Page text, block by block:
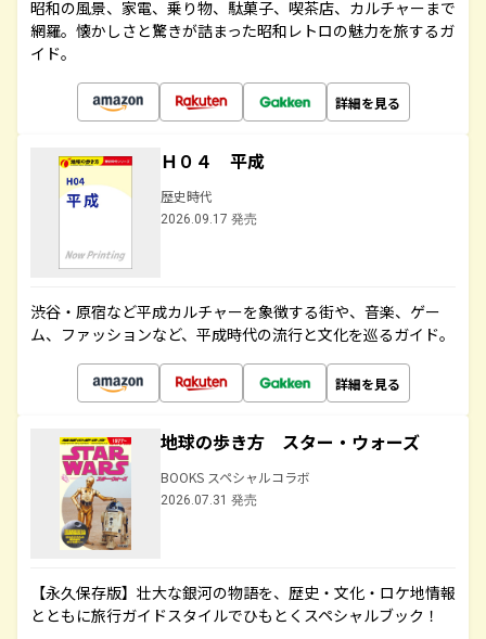
昭和の風景、家電、乗り物、駄菓子、喫茶店、カルチャーまで
網羅。懐かしさと驚きが詰まった昭和レトロの魅力を旅するガ
イド。
詳細を見る
Ｈ０４ 平成
歴史時代
2026.09.17 発売
渋谷・原宿など平成カルチャーを象徴する街や、音楽、ゲー
ム、ファッションなど、平成時代の流行と文化を巡るガイド。
詳細を見る
地球の歩き方 スター・ウォーズ
BOOKS スペシャルコラボ
2026.07.31 発売
【永久保存版】壮大な銀河の物語を、歴史・文化・ロケ地情報
とともに旅行ガイドスタイルでひもとくスペシャルブック！